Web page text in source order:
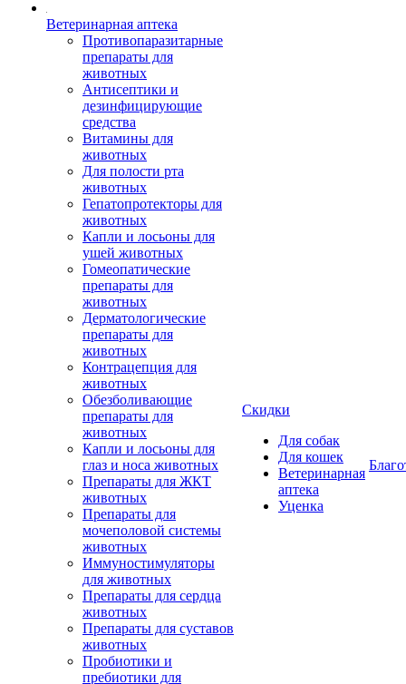
Ветеринарная аптека
Противопаразитарные
препараты для
животных
Антисептики и
дезинфицирующие
средства
Витамины для
животных
Для полости рта
животных
Гепатопротекторы для
животных
Капли и лосьоны для
ушей животных
Гомеопатические
препараты для
животных
Дерматологические
препараты для
животных
Контрацепция для
животных
Обезболивающие
препараты для
животных
Капли и лосьоны для
глаз и носа животных
Препараты для ЖКТ
животных
Препараты для
мочеполовой системы
животных
Иммуностимуляторы
для животных
Препараты для сердца
животных
Препараты для суставов
животных
Пробиотики и
пребиотики для
Скидки
Для собак
Для кошек
Ветеринарная
аптека
Уценка